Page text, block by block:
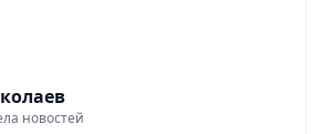
новостей